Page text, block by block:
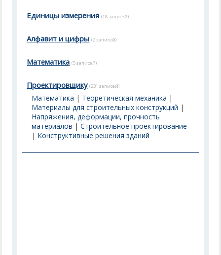
Единицы измерения (18 записей)
Алфавит и цифры (2 записей)
Математика (5 записей)
Проектировщику (231 записей)
Математика | Теоретическая механика |
Материалы для строительных конструкций |
Напряжения, деформации, прочность
материалов |Строительное проектирование
| Конструктивные решения зданий